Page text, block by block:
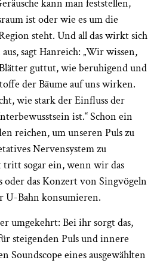
kann man feststellen,
ist oder wie es um die
steht. Und all das wirkt sich
sagt Hanreich: „Wir wissen,
guttut, wie beruhigend und
der Bäume auf uns wirken.
wie stark der Einfluss der
ist.“ Schon ein
reichen, um unseren Puls zu
Nervensystem zu
sogar ein, wenn wir das
oder das Konzert von Singvögeln
U-Bahn konsumieren.
umgekehrt: Bei ihr sorgt das,
steigenden Puls und innere
Soundscope eines ausgewählten